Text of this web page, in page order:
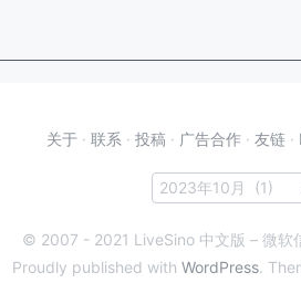
关于 · 联系 · 投稿 · 广告合作 · 友链 ·
© 2007 - 2021 LiveSino 中文版 – 微软
Proudly published with WordPress.